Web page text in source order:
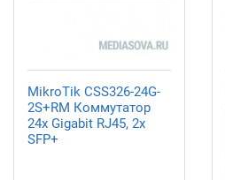
MikroTik CSS326-24G-
2S+RM Коммутатор
24х Gigabit RJ45, 2х
SFP+